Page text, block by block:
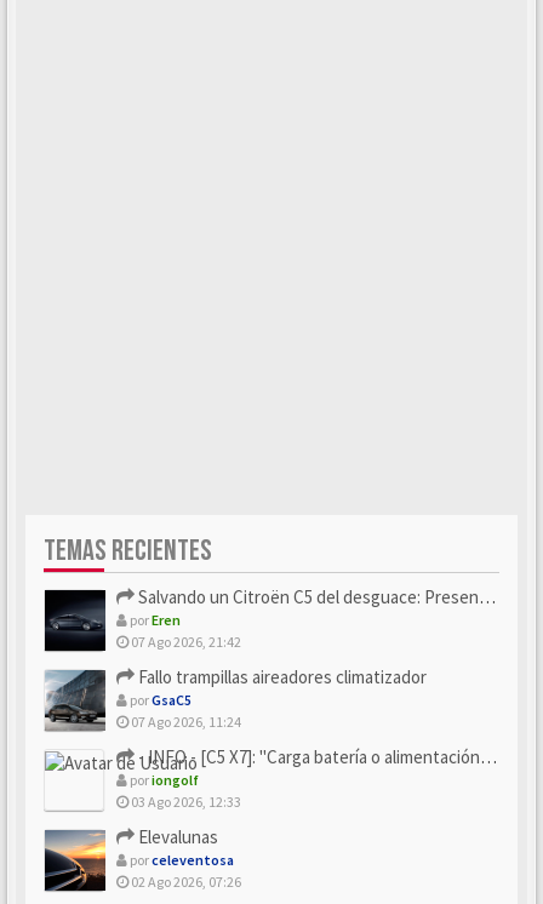
TEMAS RECIENTES
Salvando un Citroën C5 del desguace: Presentación y seguimiento
porEren
07 Ago 2026, 21:42
Fallo trampillas aireadores climatizador
porGsaC5
07 Ago 2026, 11:24
- INFO - [C5 X7]: "Carga batería o alimentación eléctri...
poriongolf
03 Ago 2026, 12:33
Elevalunas
porceleventosa
02 Ago 2026, 07:26